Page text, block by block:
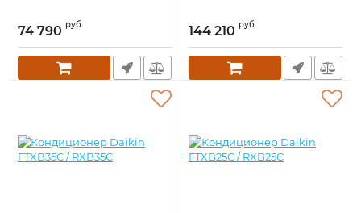
74 790 руб 144 210 руб